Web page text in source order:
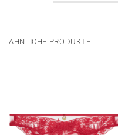
ÄHNLICHE PRODUKTE